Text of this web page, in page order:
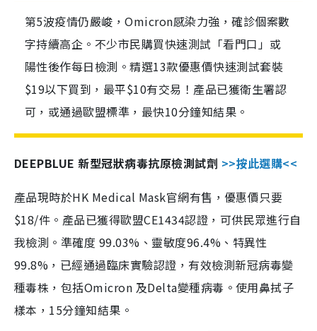
第5波疫情仍嚴峻，Omicron感染力強，確診個案數
字持續高企。不少市民購買快速測試「看門口」或
陽性後作每日檢測。精選13款優惠價快速測試套裝
$19以下買到，最平$10有交易！產品已獲衛生署認
可，或通過歐盟標準，最快10分鐘知結果。
DEEPBLUE 新型冠狀病毒抗原檢測試劑 >>按此選購<<
產品現時於HK Medical Mask官網有售，優惠價只要
$18/件。產品已獲得歐盟CE1434認證，可供民眾進行自
我檢測。準確度 99.03%、靈敏度96.4%、特異性
99.8%，已經通過臨床實驗認證，有效檢測新冠病毒變
種毒株，包括Omicron 及Delta變種病毒。使用鼻拭子
樣本，15分鐘知結果。